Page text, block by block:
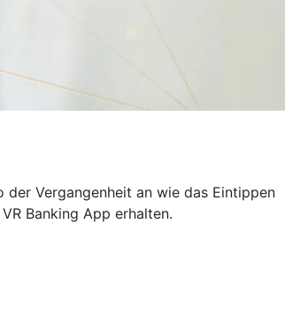
Vergangenheit an wie das Eintippen
Banking App erhalten.